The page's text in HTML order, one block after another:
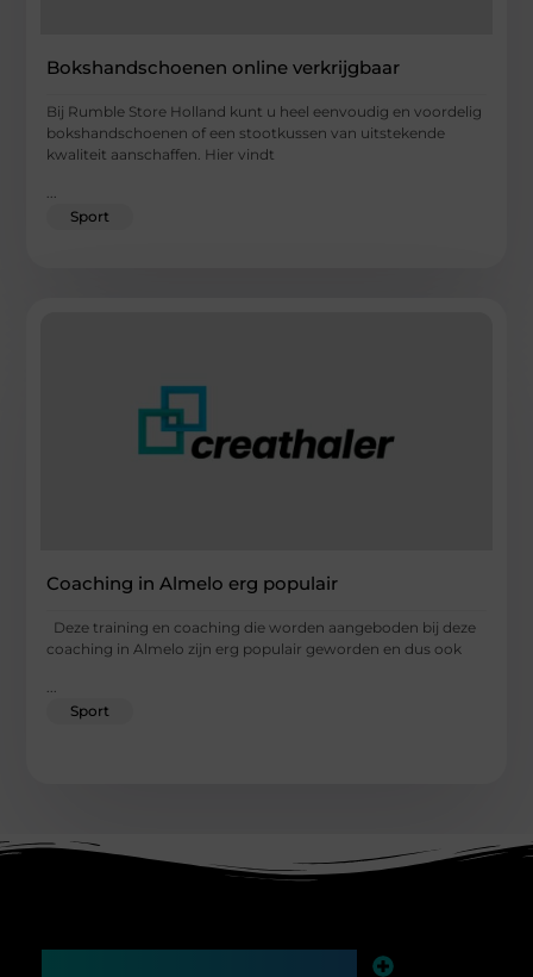
Bokshandschoenen online verkrijgbaar
Bij Rumble Store Holland kunt u heel eenvoudig en voordelig
bokshandschoenen of een stootkussen van uitstekende
kwaliteit aanschaffen. Hier vindt
...
Sport
Coaching in Almelo erg populair
Deze training en coaching die worden aangeboden bij deze
coaching in Almelo zijn erg populair geworden en dus ook
...
Sport